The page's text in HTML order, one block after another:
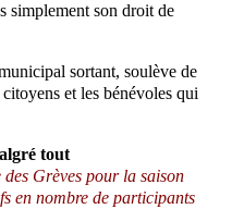
simplement son droit de
sortant, soulève de
et les bénévoles qui
tout
Grèves pour la saison
en nombre de participants